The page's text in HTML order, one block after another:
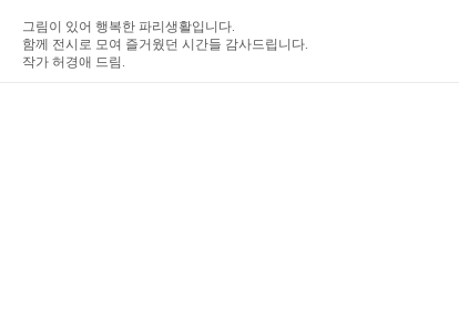
그림이 있어 행복한 파리생활입니다.
함께 전시로 모여 즐거웠던 시간들 감사드립니다.
작가 허경애 드림.